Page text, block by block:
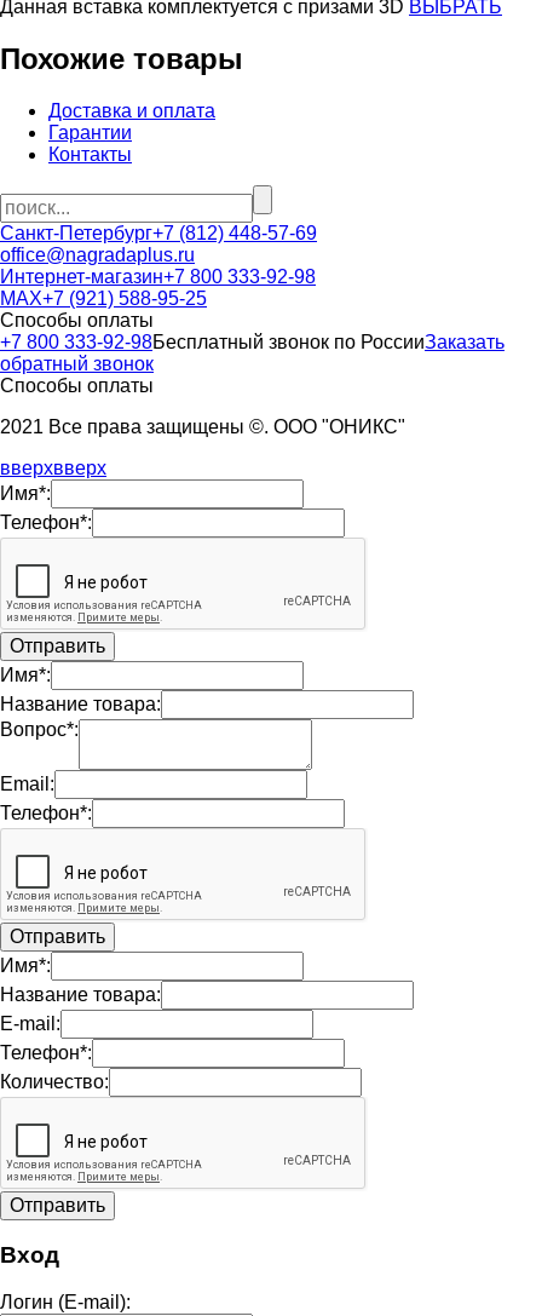
Данная вставка комплектуется c призами 3D ВЫБРАТЬ
Похожие товары
Доставка и оплата
Гарантии
Контакты
Санкт-Петербург+7 (812) 448-57-69
office@nagradaplus.ru
Интернет-магазин+7 800 333-92-98
MAX+7 (921) 588-95-25
Способы оплаты
+7 800 333-92-98Бесплатный звонок по РоссииЗаказать
обратный звонок
Способы оплаты
2021 Все права защищены ©. ООО "ОНИКС"
вверхвверх
Имя*:
Телефон*:
Имя*:
Название товара:
Вопрос*:
Email:
Телефон*:
Имя*:
Название товара:
E-mail:
Телефон*:
Количество:
Вход
Логин (E-mail):